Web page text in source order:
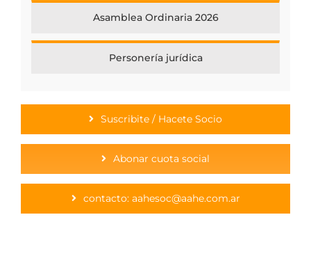
Asamblea Ordinaria 2026
Personería jurídica
Suscribite / Hacete Socio
Abonar cuota social
contacto: aahesoc@aahe.com.ar